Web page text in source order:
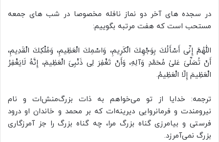
در سجده های آخر دو نماز نافله مخصوصا در شب های جمعه
مستحب است که هفت مرتبه بگوییم:
اللّٰهُمَّ إِنِّى أَسْأَلُكَ بِوَجْهِكَ الْكَرِيمِ، وَاسْمِكَ الْعَظِيمِ، وَمُلْكِكَ الْقَدِيمِ،
أَنْ تُصَلِّىَ عَلىٰ مُحَمَّدٍ وَآلِهِ، وَأَنْ تَغْفِرَ لِى ذَنْبِىَ الْعَظِيمَ، إِنَّهُ لَايَغْفِرُ
الْعَظِيمَ إِلّا الْعَظِيمُ.
ترجمه: خدایا از تو می‌خواهم به ذات بزرگ‌منش‌ات و نام
نیرومندت و فرمانروایی دیرینه‌ات که بر محمد و خاندان او درود
فرستی و بیامرزی گناه بزرگ مرا، چه گناه بزرگ را جز آمرزگاری
بزرگ نمی‌آمرزد.